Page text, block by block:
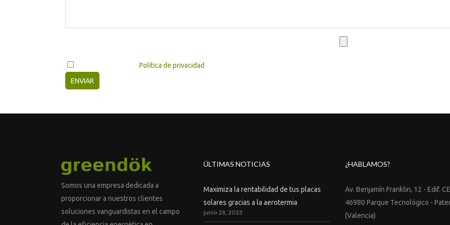
Política de privacidad
Somos una empresa dedicada a
proporcionar a nuestros clientes
soluciones vanguardistas en el campo
ÚLTIMAS NOTICIAS
Maximiza la rentabilidad de tus placas
solares gracias a la aerotermia
junio 29, 2023
¿HABLAMOS?
Av. Benjamín Franklin, 12 - Edif.
46980 Parque Tecnológico -
(Valencia)